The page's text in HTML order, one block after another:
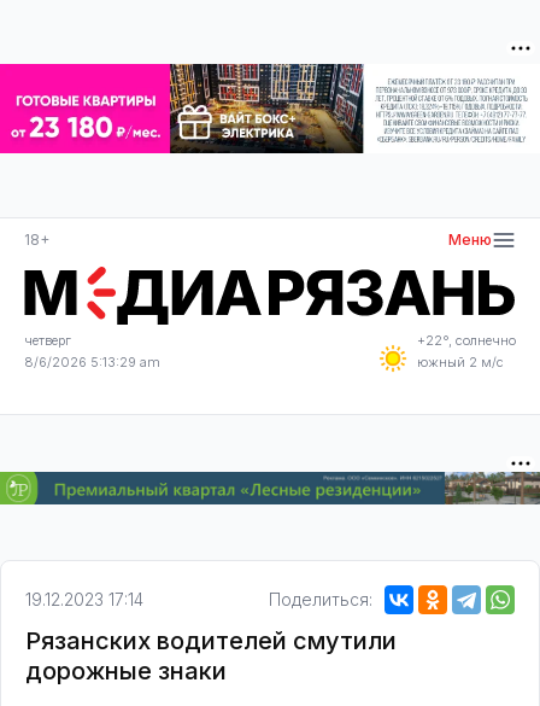
18+ Меню
четверг
8/6/2026 5:13:30 am
+22°, солнечно
южный 2 м/с
19.12.2023 17:14 Поделиться:
Рязанских водителей смутили
дорожные знаки